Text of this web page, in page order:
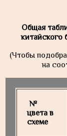
Общая
китайского
(Чтобы
на
№
цвета в
схеме